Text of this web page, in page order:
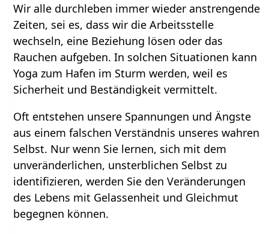
Wir alle durchleben immer wieder anstrengende
Zeiten, sei es, dass wir die Arbeitsstelle
wechseln, eine Beziehung lösen oder das
Rauchen aufgeben. In solchen Situationen kann
Yoga zum Hafen im Sturm werden, weil es
Sicherheit und Beständigkeit vermittelt.
Oft entstehen unsere Spannungen und Ängste
aus einem falschen Verständnis unseres wahren
Selbst. Nur wenn Sie lernen, sich mit dem
unveränderlichen, unsterblichen Selbst zu
identifizieren, werden Sie den Veränderungen
des Lebens mit Gelassenheit und Gleichmut
begegnen können.